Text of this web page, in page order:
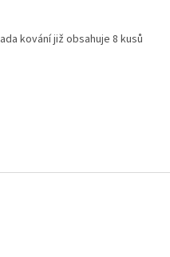
kování již obsahuje 8 kusů